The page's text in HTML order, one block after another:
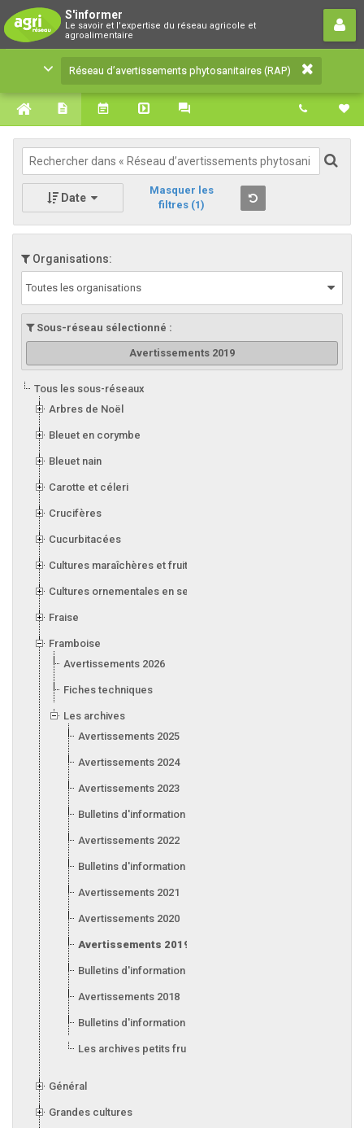
S'informer
Le savoir et l'expertise du réseau agricole et
agroalimentaire
Réseau d’avertissements
phytosanitaires (RAP)
Le savoir et l'expertise du réseau agricole et
agroalimentaire
Réseau d’avertissements phytosanitaires (RAP)
Date
Masquer les
filtres (1)
Organisations:
Toutes les organisations
Sous-réseau sélectionné :
Avertissements 2019
Tous les sous-réseaux
Arbres de Noël
Bleuet en corymbe
Bleuet nain
Carotte et céleri
Crucifères
Cucurbitacées
Cultures maraîchères et fruitières en serre
Cultures ornementales en serre
Fraise
Framboise
Avertissements 2026
Fiches techniques
Les archives
Avertissements 2025
Avertissements 2024
Avertissements 2023
Bulletins d'information 2023
Avertissements 2022
Bulletins d'information 2022
Avertissements 2021
Avertissements 2020
Avertissements 2019
Bulletins d'information 2019
Avertissements 2018
Bulletins d'information 2018
Les archives petits fruits
Général
Grandes cultures